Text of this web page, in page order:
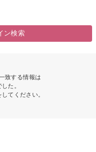
ン検索
致する情報は
た。
てください。